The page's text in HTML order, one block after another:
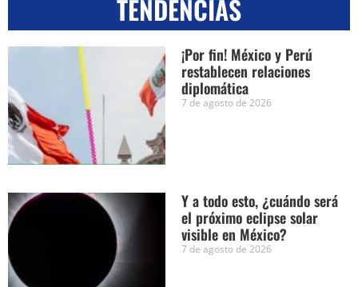
TENDENCIAS
¡Por fin! México y Perú
restablecen relaciones
diplomática
7 de agosto de 2026
Y a todo esto, ¿cuándo será
el próximo eclipse solar
visible en México?
7 de agosto de 2026